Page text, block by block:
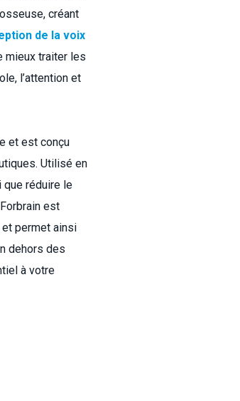
créant
de la voix
mieux traiter les
l’attention et
et est conçu
Utilisé en
réduire le
est
permet ainsi
dehors des
à votre